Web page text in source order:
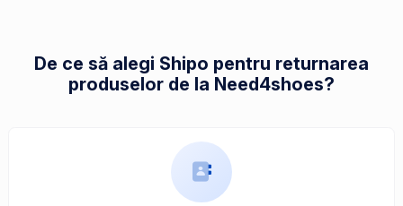
De ce să alegi Shipo pentru returnarea
produselor de la Need4shoes?